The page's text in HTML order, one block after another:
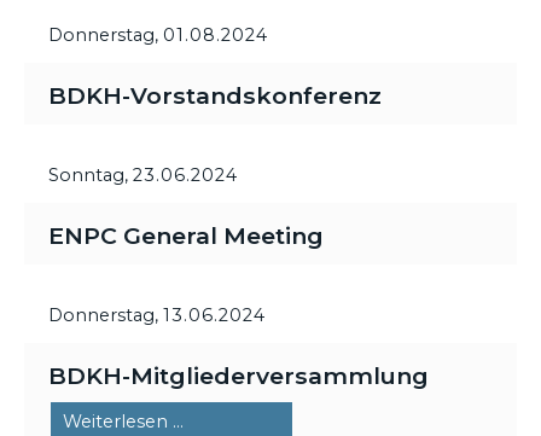
Donnerstag, 01.08.2024
BDKH-Vorstandskonferenz
Sonntag, 23.06.2024
ENPC General Meeting
Donnerstag, 13.06.2024
BDKH-Mitgliederversammlung
Weiterlesen …